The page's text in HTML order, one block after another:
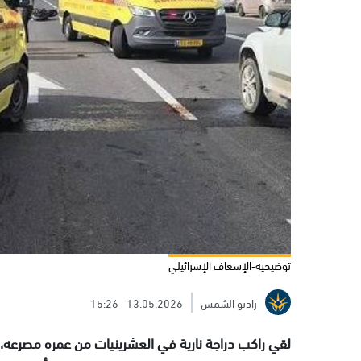
توضيحية-الإسعاف الإسرائيلي
راديو الشمس
13.05.2026
15:26
لقي راكب دراجة نارية في العشرينيات من عمره